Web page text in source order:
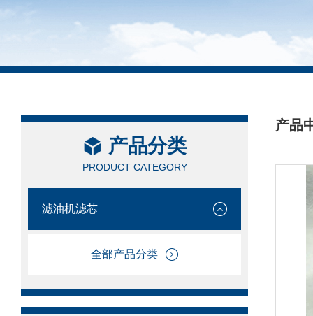
产品分类
PRODUCT CATEGORY
滤油机滤芯
全部产品分类
产品
/